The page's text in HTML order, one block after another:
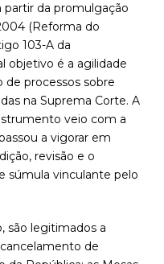
partir da promulgação
(Reforma do
103-A da
objetivo é a agilidade
de processos sobre
na Suprema Corte. A
veio com a
a vigorar em
revisão e o
súmula vinculante pelo
são legitimados a
de